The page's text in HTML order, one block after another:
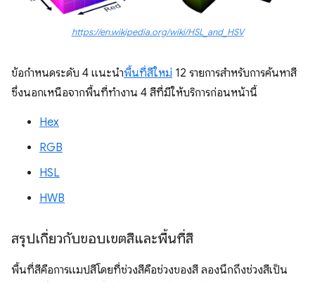
https://en.wikipedia.org/wiki/HSL_and_HSV
ข้อกำหนดระดับ 4 แนะนำพื้นที่สีใหม่ 12 รายการสำหรับการค้นหาสี
ซึ่งนอกเหนือจากพื้นที่ทำงาน 4 สีที่มีให้บริการก่อนหน้านี้
Hex
RGB
HSL
HWB
สรุปเกี่ยวกับขอบเขตสีและพื้นที่สี
พื้นที่สีคือการแมปสีโดยที่ช่วงสีคือช่วงของสี ลองนึกถึงช่วงสีเป็น